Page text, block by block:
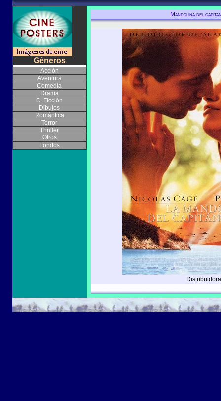
Géneros
Acción
Aventura
Comedia
Drama
C. Ficción
Dibujos
Romántica
Terror
Thriller
Otros
Fondos
Mandolina del